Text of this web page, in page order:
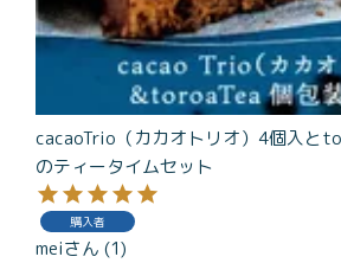
cacaoTrio（カカオトリオ）4個入と
のティータイムセット
購入者
mei 1